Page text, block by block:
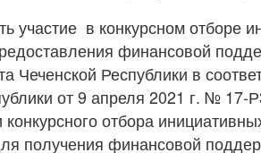
участие в конкурсном отборе
финансовой
Чеченской Республики в
от 9 апреля 2021 г. № 17-
отбора
получения финансовой